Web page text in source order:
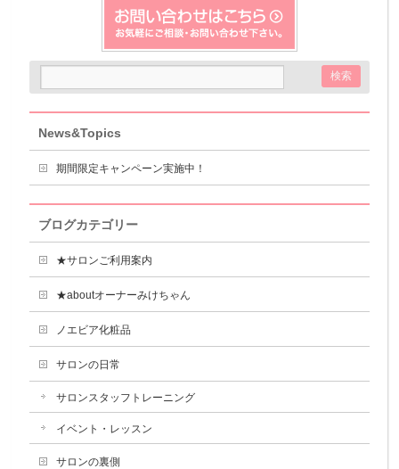
News&Topics
期間限定キャンペーン実施中！
ブログカテゴリー
★サロンご利用案内
★aboutオーナーみけちゃん
ノエビア化粧品
サロンの日常
サロンスタッフトレーニング
イベント・レッスン
サロンの裏側